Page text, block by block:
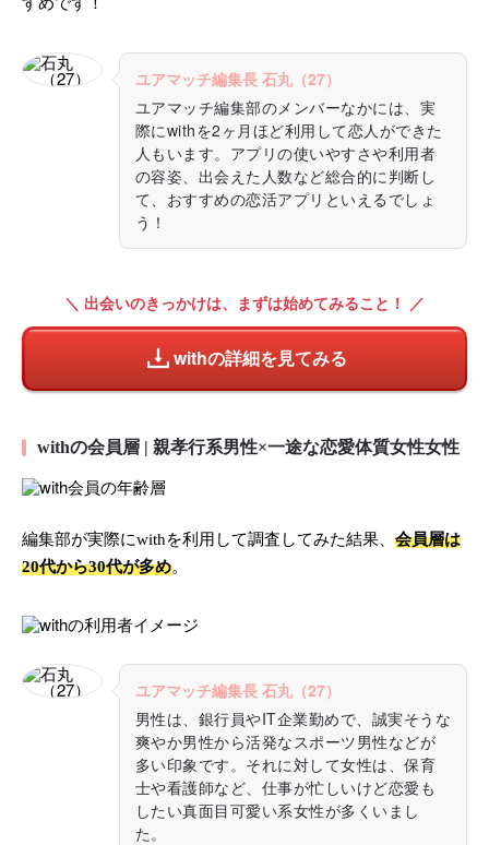
ユアマッチ編集長 石丸（27）
ユアマッチ編集部のメンバーなかには、実
際にwithを2ヶ月ほど利用して恋人ができた
人もいます。アプリの使いやすさや利用者
の容姿、出会えた人数など総合的に判断し
て、おすすめの恋活アプリといえるでしょ
う！
＼ 出会いのきっかけは、まずは始めてみること！ ／
withの詳細を見てみる
withの会員層 | 親孝行系男性×一途な恋愛体質女性女性
編集部が実際にwithを利用して調査してみた結果、 会員層は
20代から30代が多め。
ユアマッチ編集長 石丸（27）
男性は、銀行員やIT企業勤めで、誠実そうな
爽やか男性から活発なスポーツ男性などが
多い印象です。それに対して女性は、保育
士や看護師など、仕事が忙しいけど恋愛も
したい真面目可愛い系女性が多くいまし
た。